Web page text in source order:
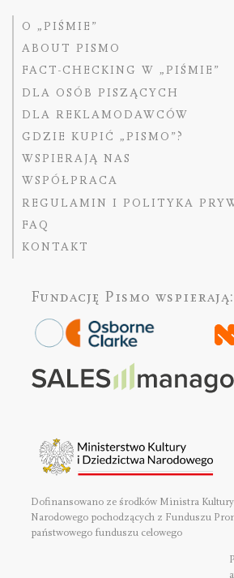
O „PIŚMIE”
ABOUT PISMO
FACT-CHECKING W „PIŚMIE”
DLA OSÓB PISZĄCYCH
DLA REKLAMODAWCÓW
GDZIE KUPIĆ „PISMO”?
WSPIERAJĄ NAS
WSPÓŁPRACA
REGULAMIN I POLITYKA
FAQ
KONTAKT
Fundację Pismo wspierają:
Dofinansowano ze środków Ministra
Narodowego pochodzących z Funduszu
państwowego funduszu celowego